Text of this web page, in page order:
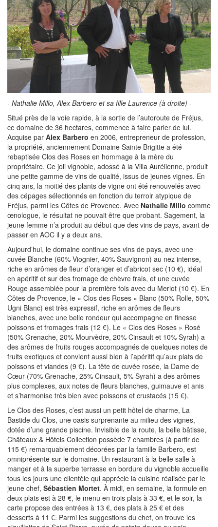
- Nathalie Millo, Alex Barbero et sa fille Laurence (à droite) -
Situé près de la voie rapide, à la sortie de l’autoroute de Fréjus,
ce domaine de 36 hectares, commence à faire parler de lui.
Acquise par Alex Barbero en 2006, entrepreneur de profession,
la propriété, anciennement Domaine Sainte Brigitte a été
rebaptisée Clos des Roses en hommage à la mère du
propriétaire. Ce joli vignoble, adossé à la Villa Aurélienne, produit
une petite gamme de vins de qualité, issus de jeunes vignes. En
cinq ans, la moitié des plants de vigne ont été renouvelés avec
des cépages sélectionnés en fonction du terroir atypique de
Fréjus, parmi les Côtes de Provence. Avec Nathalie Millo comme
œnologue, le résultat ne pouvait être que probant. Sagement, la
jeune femme n’a produit au début que des vins de pays, avant de
passer en AOC il y a deux ans.
Aujourd’hui, le domaine continue ses vins de pays, avec une
cuvée Blanche (60% Viognier, 40% Sauvignon) au nez intense,
riche en arômes de fleur d’oranger et d’abricot sec (10 €), idéal
en apéritif et sur des fromage de chèvre frais, et une cuvée
Rouge assemblée pour la première fois avec du Merlot (10 €). En
Côtes de Provence, le « Clos des Roses » Blanc (50% Rolle, 50%
Ugni Blanc) est très expressif, riche en arômes de fleurs
blanches, avec une belle rondeur qui accompagne en finesse
poissons et fromages frais (12 €). Le « Clos des Roses » Rosé
(50% Grenache, 20% Mourvèdre, 20% Cinsault et 10% Syrah) a
des arômes de fruits rouges accompagnés de quelques notes de
fruits exotiques et convient aussi bien à l’apéritif qu’aux plats de
poissons et viandes (9 €). La tête de cuvée rosée, la Dame de
Cœur (70% Grenache, 25% Cinsault, 5% Syrah) a des arômes
plus complexes, aux notes de fleurs blanches, guimauve et anis
et s’harmonise très bien avec poissons et crustacés (15 €).
Le Clos des Roses, c’est aussi un petit hôtel de charme, La
Bastide du Clos, une oasis surprenante au milieu des vignes,
dotée d’une grande piscine. Invisible de la route, la belle bâtisse,
Châteaux & Hôtels Collection possède 7 chambres (à partir de
115 €) remarquablement décorées par la famille Barbero, est
omniprésente sur le domaine. Un restaurant à la belle salle à
manger et à la superbe terrasse en bordure du vignoble accueille
tous les jours une clientèle qui apprécie la cuisine réalisée par le
jeune chef, Sébastien Mortet. À midi, en semaine, la formule en
deux plats est à 28 €, le menu en trois plats à 33 €, et le soir, la
carte propose des entrées à 13 €, des plats à 25 € et des
desserts à 11 €. Parmi les suggestions du chef, on trouve les